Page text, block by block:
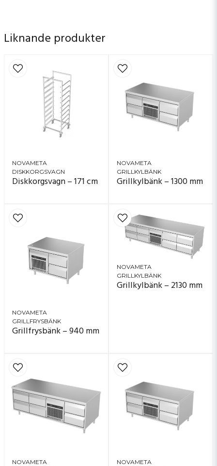
Liknande produkter
NOVAMETA
DISKKORGSVAGN
Diskkorgsvagn – 171 cm
NOVAMETA
GRILLKYLBÄNK
Grillkylbänk – 1300 mm
NOVAMETA
GRILLFRYSBÄNK
Grillfrysbänk – 940 mm
NOVAMETA
GRILLKYLBÄNK
Grillkylbänk – 2130 mm
NOVAMETA
NOVAMETA